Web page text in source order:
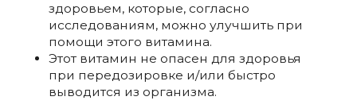
здоровьем, которые, согласно
исследованиям, можно улучшить при
помощи этого витамина.
Этот витамин не опасен для здоровья
при передозировке и/или быстро
выводится из организма.